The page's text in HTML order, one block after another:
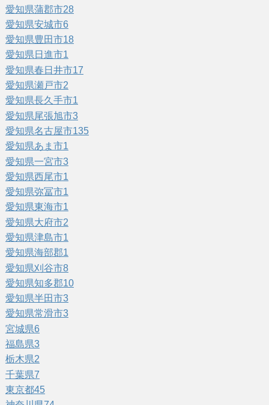
愛知県蒲郡市28
愛知県安城市6
愛知県豊田市18
愛知県日進市1
愛知県春日井市17
愛知県瀬戸市2
愛知県長久手市1
愛知県尾張旭市3
愛知県名古屋市135
愛知県あま市1
愛知県一宮市3
愛知県西尾市1
愛知県弥冨市1
愛知県東海市1
愛知県大府市2
愛知県津島市1
愛知県海部郡1
愛知県刈谷市8
愛知県知多郡10
愛知県半田市3
愛知県常滑市3
宮城県6
福島県3
栃木県2
千葉県7
東京都45